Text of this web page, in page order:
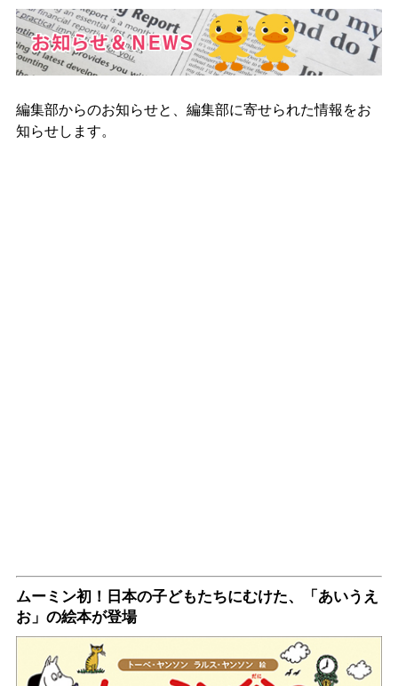
編集部からのお知らせと、編集部に寄せられた情報をお
知らせします。
ムーミン初！日本の子どもたちにむけた、「あいうえ
お」の絵本が登場